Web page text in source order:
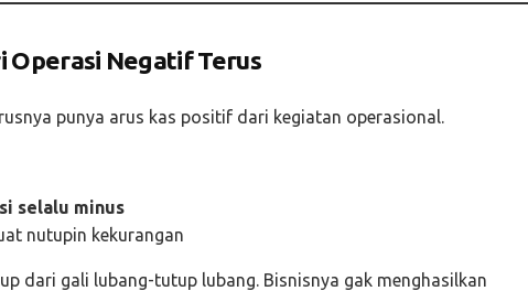
Operasi Negatif Terus
punya arus kas positif dari kegiatan operasional.
selalu minus
nutupin kekurangan
dari gali lubang-tutup lubang. Bisnisnya gak menghasilkan